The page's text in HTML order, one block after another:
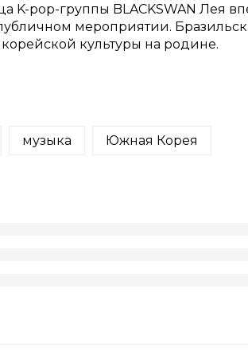
K-pop-группы BLACKSWAN Лея
мероприятии.
культуры на родине.
музыка Южная Корея